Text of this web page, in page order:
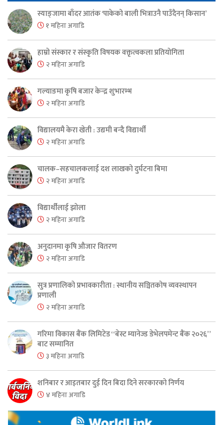
स्याङ्जामा बाँदर आतंक ‘पाकेको बाली भित्राउनै पाउँदैनन् किसान’
१ महिना अगाडि
हाम्रो संस्कार र संस्कृति विषयक वक्तृत्वकला प्रतियोगिता
२ महिना अगाडि
गल्याङमा कृषि बजार केन्द्र शुभारम्भ
२ महिना अगाडि
विद्यालयमै केरा खेती : उद्यमी बन्दै विद्यार्थी
२ महिना अगाडि
चालक–सहचालकलाई दश लाखको दुर्घटना बिमा
२ महिना अगाडि
विद्यार्थीलाई झोला
२ महिना अगाडि
अनुदानमा कृषि औजार वितरण
२ महिना अगाडि
सुत्र प्रणालिको प्रभावकारीता : स्थानीय सञ्चितकोष व्यवस्थापन
प्रणाली
२ महिना अगाडि
गरिमा विकास बैंक लिमिटेड “बेस्ट म्यानेज्ड डेभेलपमेन्ट बैंक २०२६”
बाट सम्मानित
३ महिना अगाडि
शनिबार र आइतबार दुई दिन बिदा दिने सरकारको निर्णय
४ महिना अगाडि